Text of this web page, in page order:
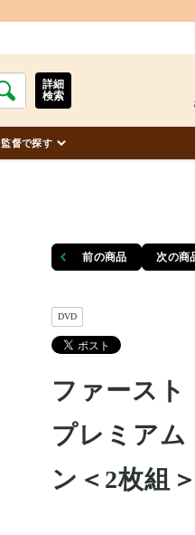
詳細
検索
監督で探す
前の商品 次の商
DVD
ファースト
プレミアム
ン＜2枚組